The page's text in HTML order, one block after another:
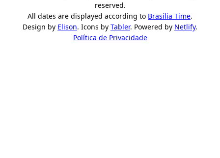
reserved.
All dates are displayed according to Brasília Time.
Design by Elison. Icons by Tabler. Powered by Netlify.
Política de Privacidade